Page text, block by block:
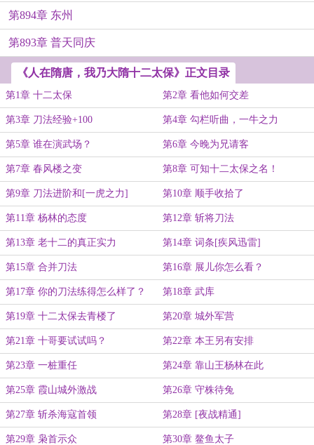
第894章 东州
第893章 普天同庆
《人在隋唐，我乃大隋十二太保》正文目录
第1章 十二太保 第2章 看他如何交差
第3章 刀法经验+100 第4章 勾栏听曲，一牛之力
第5章 谁在演武场？ 第6章 今晚为兄请客
第7章 春风楼之变 第8章 可知十二太保之名！
第9章 刀法进阶和[一虎之力] 第10章 顺手收拾了
第11章 杨林的态度 第12章 斩将刀法
第13章 老十二的真正实力 第14章 词条[疾风迅雷]
第15章 合并刀法 第16章 展儿你怎么看？
第17章 你的刀法练得怎么样了？ 第18章 武库
第19章 十二太保去青楼了 第20章 城外军营
第21章 十哥要试试吗？ 第22章 本王另有安排
第23章 一桩重任 第24章 靠山王杨林在此
第25章 霞山城外激战 第26章 守株待兔
第27章 斩杀海寇首领 第28章 [夜战精通]
第29章 枭首示众 第30章 鳌鱼太子